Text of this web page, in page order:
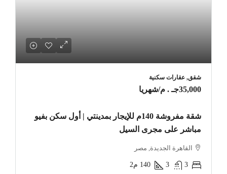
شقق, عقارات سكنية
35,000جـ . م /شهريا
شقة مفروشة 140م للإيجار بمدينتي | أول سكن بفيو
مباشر على مجرى السيل
القاهرة الجديدة, مصر
3
3
140 م2